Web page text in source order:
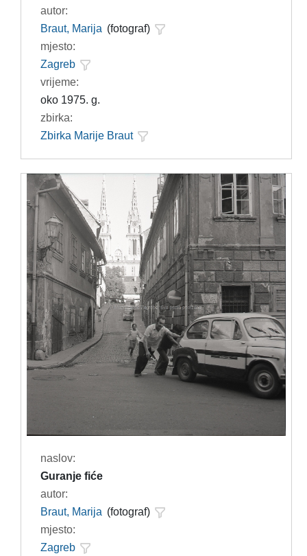
autor:
Braut, Marija (fotograf)
mjesto:
Zagreb
vrijeme:
oko 1975. g.
zbirka:
Zbirka Marije Braut
naslov:
Guranje fiće
autor:
Braut, Marija (fotograf)
mjesto:
Zagreb